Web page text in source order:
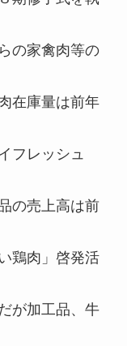
の家禽肉等の
在庫量は前年
フレッシュ
の売上高は前
鶏肉」啓発活
が加工品、牛